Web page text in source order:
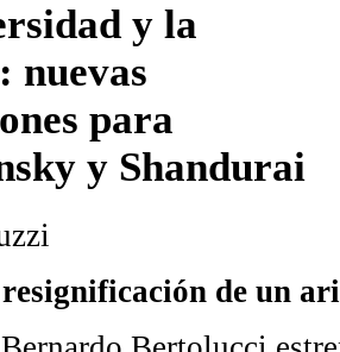
y la
nuevas
para
y Shandurai
de un